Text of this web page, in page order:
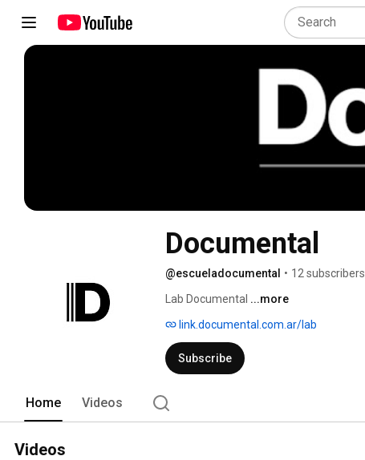
Documental
@escueladocumental • 12 subscribers
Lab Documental ...more
link.documental.com.ar/lab
Subscribe
Home Videos
Videos